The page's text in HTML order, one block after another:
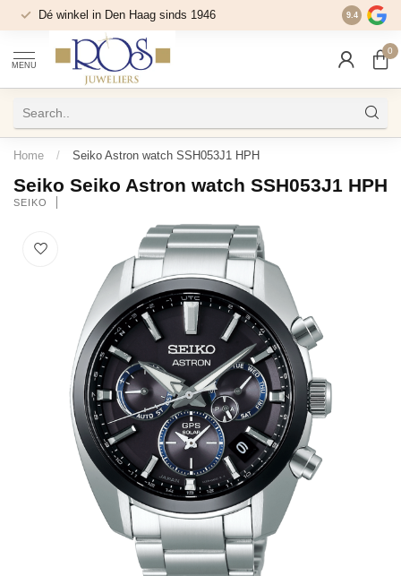
Dé winkel in Den Haag sinds 1946 9.4
MENU
0
Home / Seiko Astron watch SSH053J1 HPH
Seiko Seiko Astron watch SSH053J1 HPH
SEIKO